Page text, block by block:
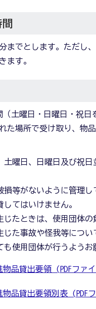
までとします。ただし
ます。
土曜日・日曜日・祝日
た場所で受け取り、物
土曜日、日曜日及び祝
損等がないように管理
してはいけません。
たときは、使用団体の
じた事故や怪我等につい
使用団体が行うようお
物品貸出要領 (PDFファ
物品貸出要領別表 (PDF